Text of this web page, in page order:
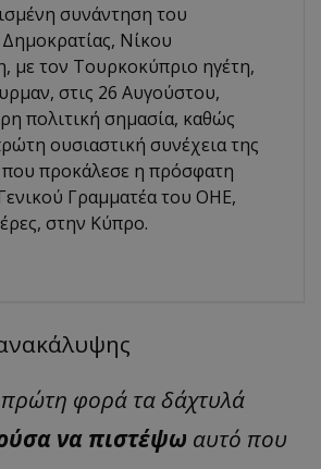
συνάντηση του
Νίκου
με τον Τουρκοκύπριο ηγέτη,
στις 26 Αυγούστου,
πολιτική σημασία, καθώς
ουσιαστική συνέχεια της
που προκάλεσε η πρόσφατη
Γραμματέα του ΟΗΕ,
στην Κύπρο.
πρώτη φορά τα δάχτυλά
να πιστέψω αυτό που